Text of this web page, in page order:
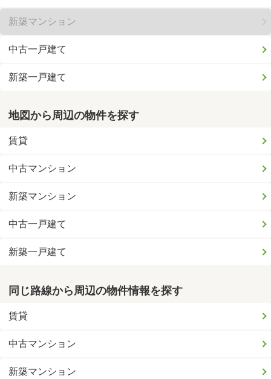
新築マンション
中古一戸建て
新築一戸建て
地図から周辺の物件を探す
賃貸
中古マンション
新築マンション
中古一戸建て
新築一戸建て
同じ路線から周辺の物件情報を探す
賃貸
中古マンション
新築マンション